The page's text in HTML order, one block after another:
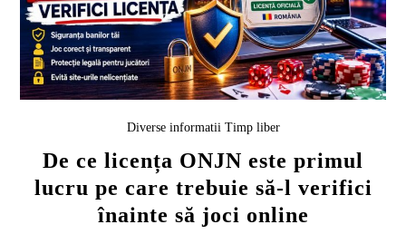
Diverse informatii Timp liber
De ce licența ONJN este primul
lucru pe care trebuie să-l verifici
înainte să joci online